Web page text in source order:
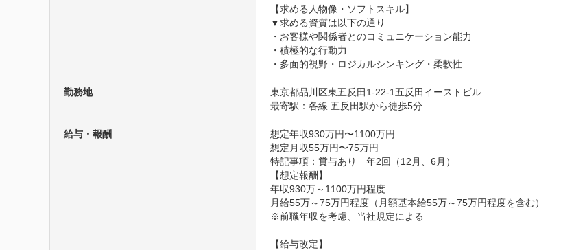
【求める人物像・ソフトスキル】
▼求める資質は以下の通り
・お客様や関係者とのコミュニケーション能力
・積極的な行動力
・多面的視野・ロジカルシンキング・柔軟性
勤務地
東京都品川区東五反田1-22-1五反田イーストビル
最寄駅：各線 五反田駅から徒歩5分
給与・報酬
想定年収930万円〜1100万円
想定月収55万円〜75万円
特記事項：賞与あり　年2回（12月、6月）
【想定報酬】
年収930万～1100万円程度
月給55万～75万円程度（月額基本給55万～75万円程度を含む）
※前職年収を考慮、当社規定による
【給与改定】